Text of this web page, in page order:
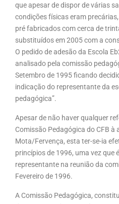
que apesar de dispor de várias
condições físicas eram
pré fabricados com cerca de
substituídos em 2005 com a
O pedido de adesão da Escola
analisado pela comissão
Setembro de 1995 ficando
indicação do representante da
pedagógica”.
Apesar de não haver qualquer
Comissão Pedagógica do CFB à
Mota/Fervença, esta ter-se-ia
princípios de 1996, uma vez que
representante na reunião da
Fevereiro de 1996.
A Comissão Pedagógica,